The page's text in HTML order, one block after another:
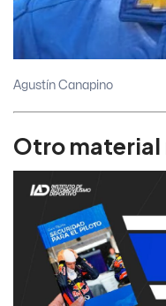
Agustín Canapino
Otro